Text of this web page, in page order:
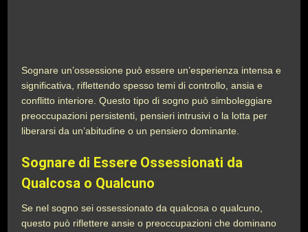
Sognare un’ossessione può essere un’esperienza intensa e
significativa, riflettendo spesso temi di controllo, ansia e
conflitto interiore. Questo tipo di sogno può simboleggiare
preoccupazioni persistenti, pensieri intrusivi o la lotta per
liberarsi da un’abitudine o un pensiero dominante.
Sognare di Essere Ossessionati da
Qualcosa o Qualcuno
Se nel sogno sei ossessionato da qualcosa o qualcuno,
questo può riflettere ansie o preoccupazioni che dominano